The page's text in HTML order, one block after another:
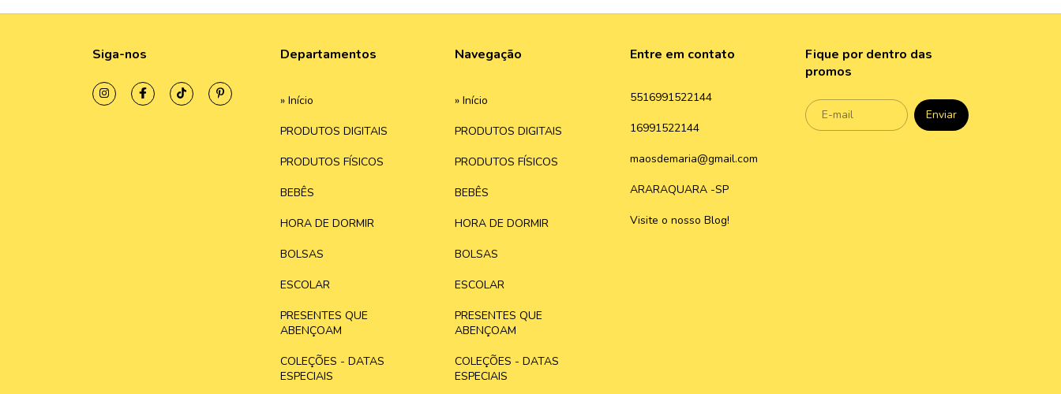
Siga-nos Departamentos
» Início
PRODUTOS DIGITAIS
PRODUTOS FÍSICOS
BEBÊS
HORA DE DORMIR
BOLSAS
ESCOLAR
PRESENTES QUE
ABENÇOAM
COLEÇÕES - DATAS
ESPECIAIS
Navegação
» Início
PRODUTOS DIGITAIS
PRODUTOS FÍSICOS
BEBÊS
HORA DE DORMIR
BOLSAS
ESCOLAR
PRESENTES QUE
ABENÇOAM
COLEÇÕES - DATAS
ESPECIAIS
Entre em contato
5516991522144
16991522144
maosdemaria@gmail.com
ARARAQUARA -SP
Visite o nosso Blog!
Fique por dentro das
promos